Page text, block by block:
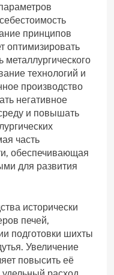
принципов
оптимизировать
технологий и
производство
негативное
и повышать
часть
обеспечивающая
для развития
исторически
печей‚
подготовки шихты
Увеличение
повысить её